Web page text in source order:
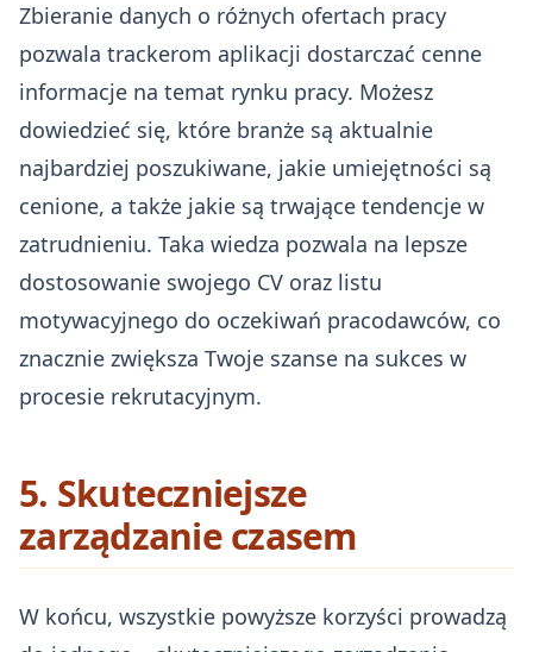
Zbieranie danych o różnych ofertach pracy
pozwala trackerom aplikacji dostarczać cenne
informacje na temat rynku pracy. Możesz
dowiedzieć się, które branże są aktualnie
najbardziej poszukiwane, jakie umiejętności są
cenione, a także jakie są trwające tendencje w
zatrudnieniu. Taka wiedza pozwala na lepsze
dostosowanie swojego CV oraz listu
motywacyjnego do oczekiwań pracodawców, co
znacznie zwiększa Twoje szanse na sukces w
procesie rekrutacyjnym.
5. Skuteczniejsze
zarządzanie czasem
W końcu, wszystkie powyższe korzyści prowadzą